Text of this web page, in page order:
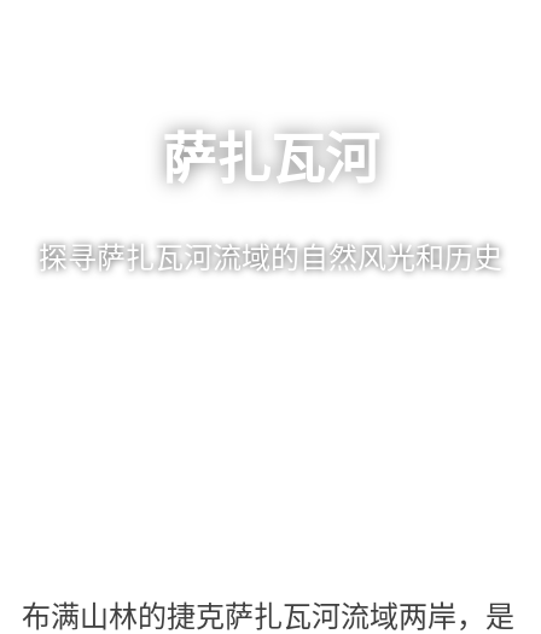
萨扎瓦河
探寻萨扎瓦河流域的自然风光和历史
布满山林的捷克萨扎瓦河流域两岸，是